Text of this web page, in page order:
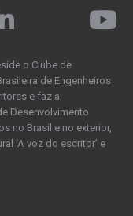
o Clube de
de Engenheiros
e faz a
Desenvolvimento
no Brasil e no exterior,
‘A voz do escritor’ e